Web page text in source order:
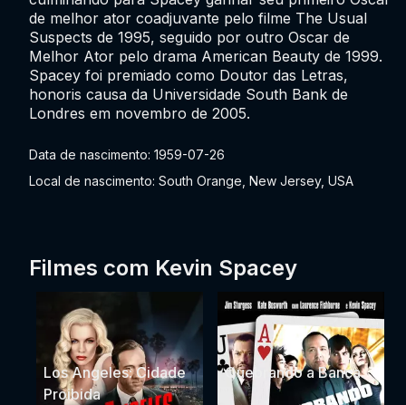
Data de nascimento: 1959-07-26
Local de nascimento: South Orange, New Jersey, USA
de melhor ator coadjuvante pelo filme The Usual
Suspects de 1995, seguido por outro Oscar de
Melhor Ator pelo drama American Beauty de 1999.
Spacey foi premiado como Doutor das Letras,
honoris causa da Universidade South Bank de
Londres em novembro de 2005.
Filmes com Kevin Spacey
Los Angeles: Cidade
Proibida
Quebrando a Banca